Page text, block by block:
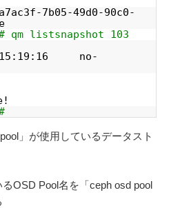
7b05-49d0-90c0-
qm listsnapshot 103
15:19:16 no-
」が使用しているデータスト
OSD Pool名を「ceph osd pool